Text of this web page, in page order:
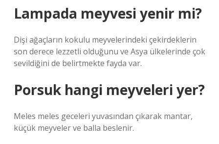
Lampada meyvesi yenir mi?
Dişi ağaçların kokulu meyvelerindeki çekirdeklerin
son derece lezzetli olduğunu ve Asya ülkelerinde çok
sevildiğini de belirtmekte fayda var.
Porsuk hangi meyveleri yer?
Meles meles geceleri yuvasından çıkarak mantar,
küçük meyveler ve balla beslenir.